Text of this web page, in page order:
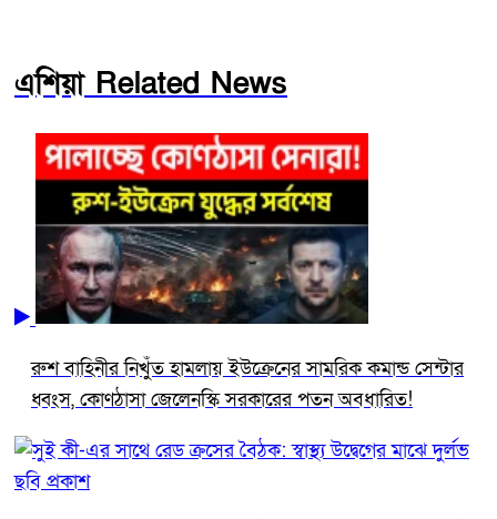
এশিয়া Related News
রুশ বাহিনীর নিখুঁত হামলায় ইউক্রেনের সামরিক কমান্ড সেন্টার
ধ্বংস, কোণঠাসা জেলেনস্কি সরকারের পতন অবধারিত!